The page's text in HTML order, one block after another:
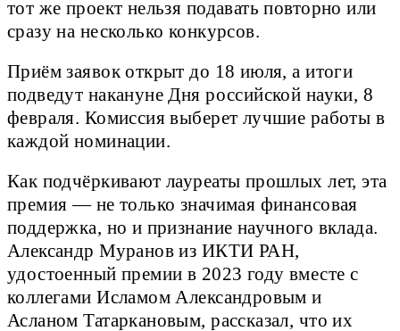
тот же проект нельзя подавать повторно или
сразу на несколько конкурсов.
Приём заявок открыт до 18 июля, а итоги
подведут накануне Дня российской науки, 8
февраля. Комиссия выберет лучшие работы в
каждой номинации.
Как подчёркивают лауреаты прошлых лет, эта
премия — не только значимая финансовая
поддержка, но и признание научного вклада.
Александр Муранов из ИКТИ РАН,
удостоенный премии в 2023 году вместе с
коллегами Исламом Александровым и
Асланом Татаркановым, рассказал, что их